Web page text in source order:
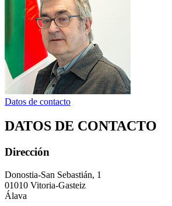
Datos de contacto
DATOS DE CONTACTO
Dirección
Donostia-San Sebastián, 1
01010 Vitoria-Gasteiz
Álava